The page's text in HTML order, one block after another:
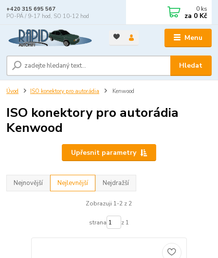
Menu
Hledat
+420 315 695 567
PO-PÁ / 9-17 hod, SO 10-12 hod
0 ks
za 0 Kč
Úvod ISO konektory pro autorádia Kenwood
ISO konektory pro autorádia
Kenwood
Upřesnit parametry
Nejnovější Nejlevnější Nejdražší
Zobrazuji 1-2 z 2
strana z 1